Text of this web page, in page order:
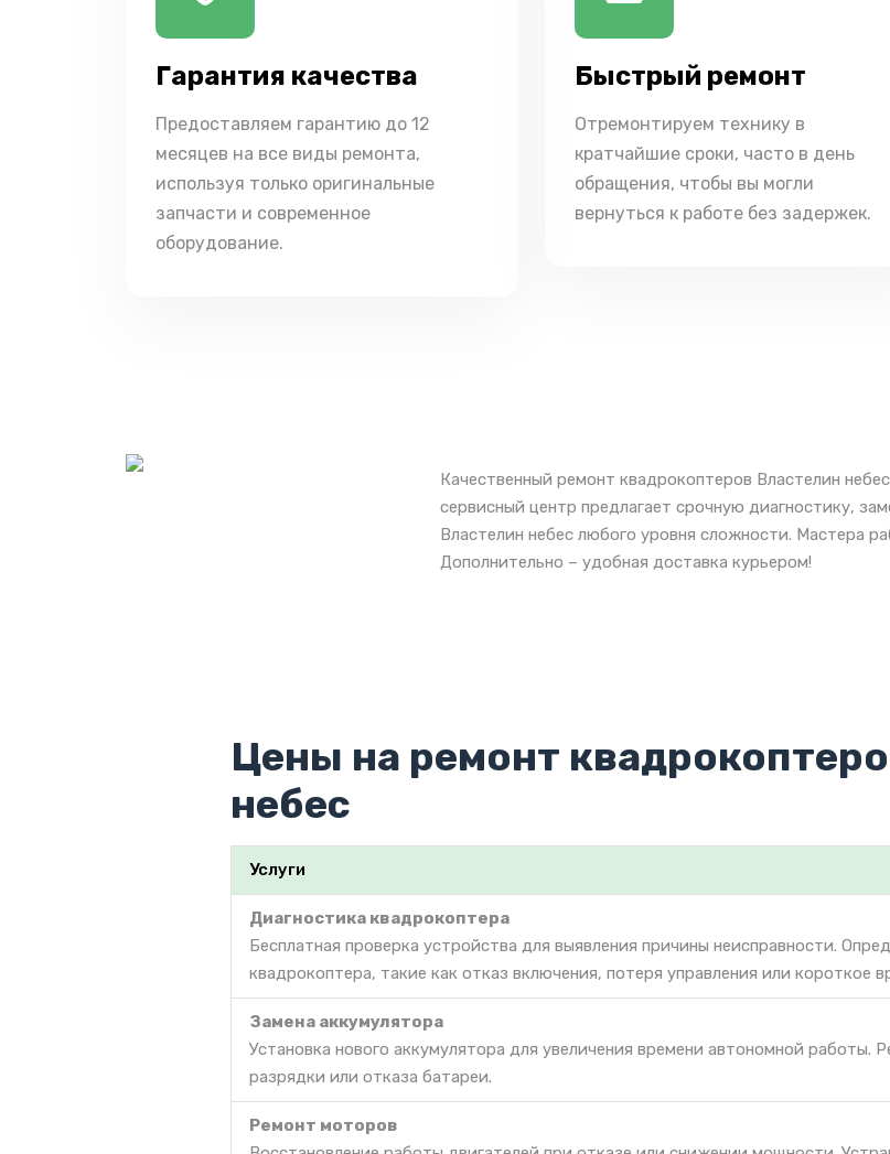
Гарантия качества
Предоставляем гарантию до 12
месяцев на все виды ремонта,
используя только оригинальные
запчасти и современное
оборудование.
Быстрый ремонт
Отремонтируем технику в
кратчайшие сроки, часто в день
обращения, чтобы вы могли
вернуться к работе без задержек.
Качественный ремонт квадрокоптеров Властелин
сервисный центр предлагает срочную диагностику,
Властелин небес любого уровня сложности. Мастера
Дополнительно – удобная доставка курьером!
Цены на ремонт
небес
Услуги
Диагностика квадрокоптера
Бесплатная проверка устройства для выявления причины неисправности.
квадрокоптера, такие как отказ включения, потеря управления или короткое
Замена аккумулятора
Установка нового аккумулятора для увеличения времени автономной работы.
разрядки или отказа батареи.
Ремонт моторов